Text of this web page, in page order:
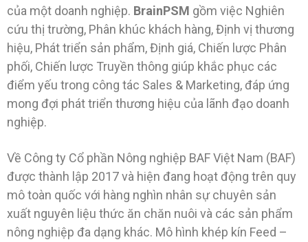
của một doanh nghiệp. BrainPSM gồm việc Nghiên
cứu thị trường, Phân khúc khách hàng, Định vị thương
hiệu, Phát triển sản phẩm, Định giá, Chiến lược Phân
phối, Chiến lược Truyền thông giúp khắc phục các
điểm yếu trong công tác Sales & Marketing, đáp ứng
mong đợi phát triển thương hiệu của lãnh đạo doanh
nghiệp.
Về Công ty Cổ phần Nông nghiệp BAF Việt Nam (BAF)
được thành lập 2017 và hiện đang hoạt động trên quy
mô toàn quốc với hàng nghìn nhân sự chuyên sản
xuất nguyên liệu thức ăn chăn nuôi và các sản phẩm
nông nghiệp đa dạng khác. Mô hình khép kín Feed –